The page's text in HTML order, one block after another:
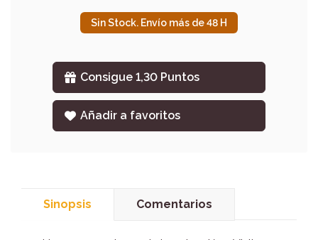
Sin Stock. Envío más de 48 H
Consigue 1,30 Puntos
Añadir a favoritos
Sinopsis Comentarios